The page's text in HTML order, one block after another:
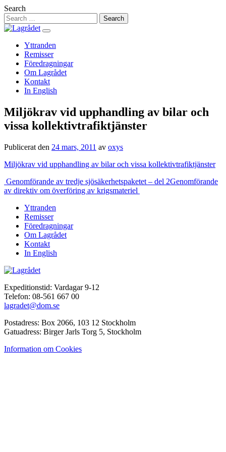
Hoppa
till
innehåll
Search
Yttranden
Remisser
Föredragningar
Om Lagrådet
Kontakt
In English
Miljökrav vid upphandling av bilar och
vissa kollektivtrafiktjänster
Publicerat den 24 mars, 2011 av oxys
Miljökrav vid upphandling av bilar och vissa kollektivtrafiktjänster
Inläggsnavigering
Genomförande av tredje sjösäkerhetspaketet – del 2Genomförande
av direktiv om överföring av krigsmateriel
Yttranden
Remisser
Föredragningar
Om Lagrådet
Kontakt
In English
Expeditionstid: Vardagar 9-12
Telefon: 08-561 667 00
lagradet@dom.se
Postadress: Box 2066, 103 12 Stockholm
Gatuadress: Birger Jarls Torg 5, Stockholm
Information om Cookies